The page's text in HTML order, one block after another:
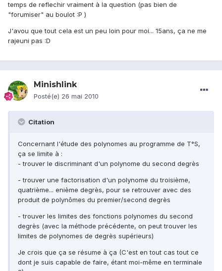
temps de reflechir vraiment à la question (pas bien de
"forumiser" au boulot :P )
J'avou que tout cela est un peu loin pour moi... 15ans, ça ne me
rajeuni pas :D
Minishlink
Posté(e) 26 mai 2010
Citation
Concernant l'étude des polynomes au programme de T°S,
ça se limite à :
- trouver le discriminant d'un polynome du second degrès
- trouver une factorisation d'un polynome du troisième,
quatrième... enième degrès, pour se retrouver avec des
produit de polynômes du premier/second degrès
- trouver les limites des fonctions polynomes du second
degrès (avec la méthode précédente, on peut trouver les
limites de polynomes de degrès supérieurs)
Je crois que ça se résume à ça (C'est en tout cas tout ce
dont je suis capable de faire, étant moi-même en terminale